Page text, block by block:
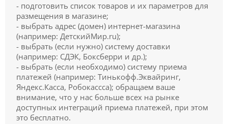
- подготовить список товаров и их параметров для
размещения в магазине;
- выбрать адрес (домен) интернет-магазина
(например: ДетскийМир.ru);
- выбрать (если нужно) систему доставки
(например: СДЭК, Боксберри и др.);
- выбрать (если необходимо) систему приема
платежей (например: Тинькофф.Эквайринг,
Яндекс.Касса, Робокассса); обращаем ваше
внимание, что у нас больше всех на рынке
доступных интеграций приема платежей, при этом
это бесплатно.